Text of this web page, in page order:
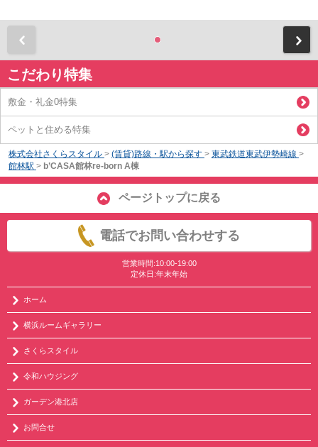
こだわり特集
敷金・礼金0特集
ペットと住める特集
株式会社さくらスタイル > (賃貸)路線・駅から探す > 東武鉄道東武伊勢崎線 >
館林駅 > b’CASA館林re-born A棟
ページトップに戻る
電話でお問い合わせする
営業時間:10:00-19:00
定休日:年末年始
ホーム
横浜ルームギャラリー
さくらスタイル
令和ハウジング
ガーデン港北店
お問合せ